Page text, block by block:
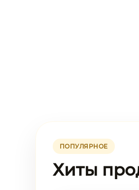
ПОПУЛЯРНОЕ
Хиты